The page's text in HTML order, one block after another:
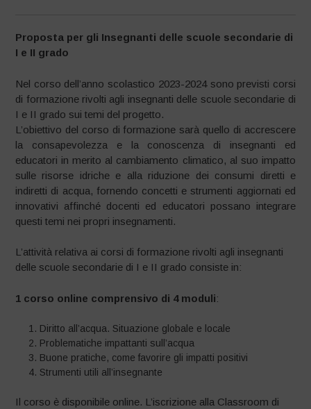
Proposta per gli Insegnanti delle scuole secondarie di
I e II grado
Nel corso dell’anno scolastico 2023-2024 sono previsti corsi
di formazione rivolti agli insegnanti delle scuole secondarie di
I e II grado sui temi del progetto.
L’obiettivo del corso di formazione sarà quello di accrescere
la consapevolezza e la conoscenza di insegnanti ed
educatori in merito al cambiamento climatico, al suo impatto
sulle risorse idriche e alla riduzione dei consumi diretti e
indiretti di acqua, fornendo concetti e strumenti aggiornati ed
innovativi affinché docenti ed educatori possano integrare
questi temi nei propri insegnamenti.
L’attività relativa ai corsi di formazione rivolti agli insegnanti
delle scuole secondarie di I e II grado consiste in:
1 corso online comprensivo di 4 moduli:
Diritto all’acqua. Situazione globale e locale
Problematiche impattanti sull’acqua
Buone pratiche, come favorire gli impatti positivi
Strumenti utili all’insegnante
Il corso è disponibile online. L’iscrizione alla Classroom di